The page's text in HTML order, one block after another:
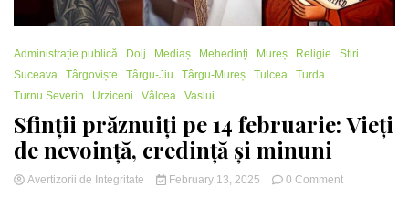
Administrație publică Dolj Mediaș Mehedinți Mureș Religie
Stiri
Suceava
Târgoviște Târgu-Jiu Târgu-Mureș Tulcea
Turda
Turnu Severin
Urziceni Vâlcea Vaslui
Sfinții prăznuiți pe 14 februarie: Vieți
de nevoință, credință și minuni
Avertizorii de Integritate February 13, 2025 0 Commenton